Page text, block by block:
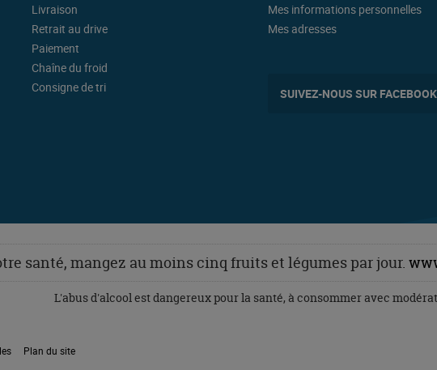
Livraison
Retrait au drive
Paiement
Chaîne du froid
Consigne de tri
Mes informations personnelles
Mes adresses
SUIVEZ-NOUS SUR FACEBOOK
santé, mangez au moins cinq fruits et légumes par jour.
L'abus d'alcool est dangereux pour la santé, à consommer avec
Plan du site